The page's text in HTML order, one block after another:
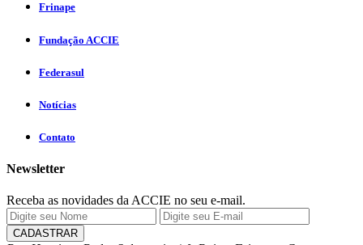
Frinape
Fundação ACCIE
Federasul
Notícias
Contato
Newsletter
Receba as novidades da ACCIE no seu e-mail.